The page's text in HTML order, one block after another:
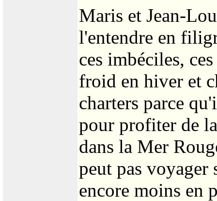
Maris et Jean-
l'entendre en
ces imbéciles,
froid en hiver et
charters parce
pour profiter de
dans la Mer
peut pas voyager
encore moins en